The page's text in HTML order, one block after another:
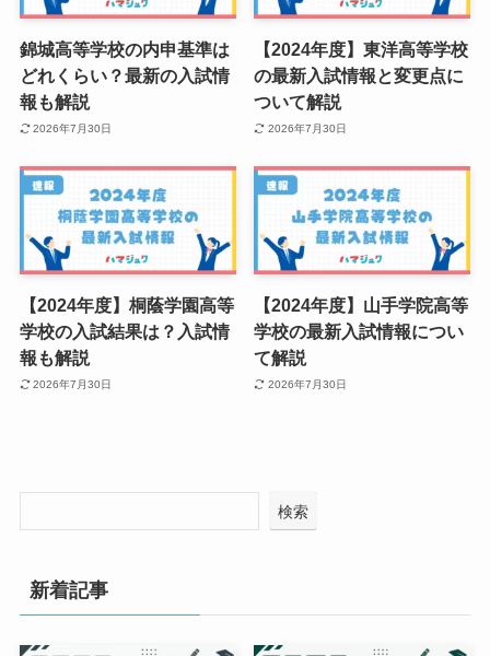
錦城高等学校の内申基準は
どれくらい？最新の入試情
報も解説
2026年7月30日
【2024年度】東洋高等学校
の最新入試情報と変更点に
ついて解説
2026年7月30日
【2024年度】桐蔭学園高等
学校の入試結果は？入試情
報も解説
2026年7月30日
【2024年度】山手学院高等
学校の最新入試情報につい
て解説
2026年7月30日
検索
新着記事